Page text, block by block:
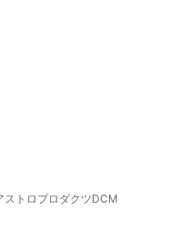
ストロプロダクツDCM